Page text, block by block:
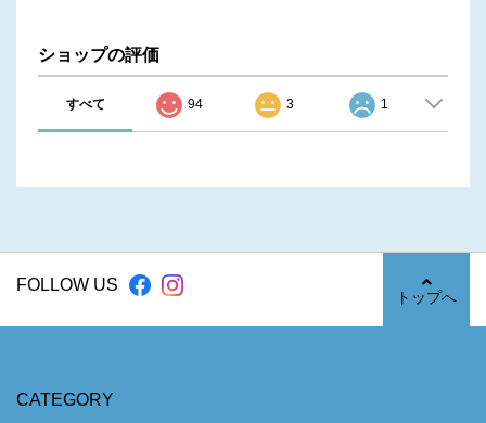
ショップの評価
すべて 94 3 1
FOLLOW US
トップへ
CATEGORY